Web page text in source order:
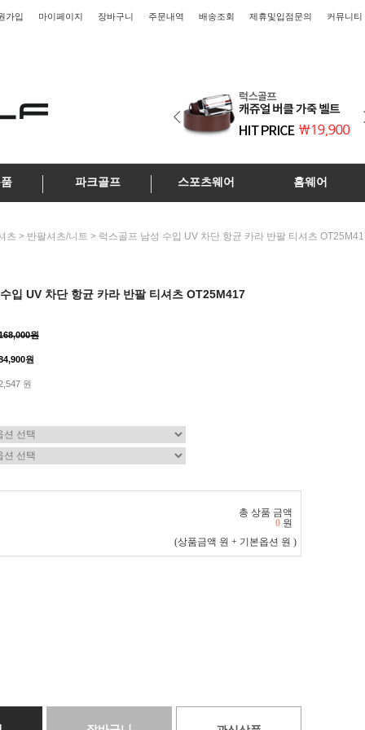
가입 마이페이지 장바구니 주문내역 배송조회 제휴및입점문의 커뮤니티
파크골프 스포츠웨어 홈웨어
츠 > 반팔셔츠/니트 > 럭스골프 남성 수입 UV 차단 항균 카라 반팔 티셔츠
입 UV 차단 항균 카라 반팔 티셔츠 OT25M417
원
원
원
총 상품 금액
0 원
(상품금액 원 + 기본옵션 원 )